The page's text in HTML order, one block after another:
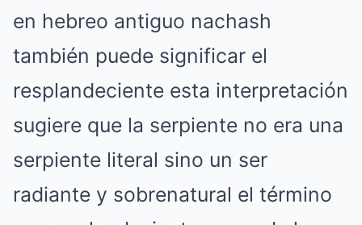
en hebreo antiguo nachash
también puede significar el
resplandeciente esta interpretación
sugiere que la serpiente no era una
serpiente literal sino un ser
radiante y sobrenatural el término